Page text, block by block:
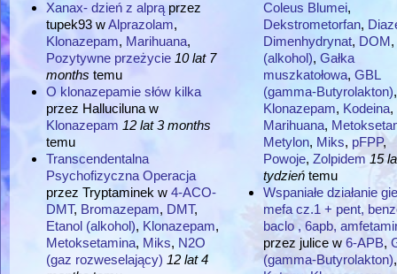
Xanax- dzień z alprą przez
tupek93 wAlprazolam,
Klonazepam, Marihuana,
Pozytywne przeżycie 10 lat 7
months temu
O klonazepamie słów kilka
przez Halluciluna w
Klonazepam 12 lat 3 months
temu
Transcendentalna
Psychofizyczna Operacja
przez Tryptaminek w 4-ACO-
DMT, Bromazepam, DMT,
Etanol (alkohol), Klonazepam,
Metoksetamina, Miks, N2O
(gaz rozweselający) 12 lat 4
Coleus Blumei,
Dekstrometorfan,
Dimenhydrynat, DOM,
(alkohol), Gałka
muszkatołowa, GBL
(gamma-Butyrolakton),
Klonazepam, Kodeina,
Marihuana,
Metylon, Miks, pFPP,
Powoje, Zolpidem 15
tydzieńtemu
Wspaniałe działanie
mefa cz.1 + pent,
baclo , 6apb,
przez julice w 6-APB,
(gamma-Butyrolakton),